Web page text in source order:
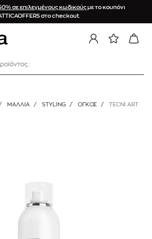
σε επιλεγμένους κωδικούςμε το κουπόνι
στο checkout.
:
ΜΑΛΛΙΑ / STYLING / ΌΓΚΟΣ /
TECNI ART